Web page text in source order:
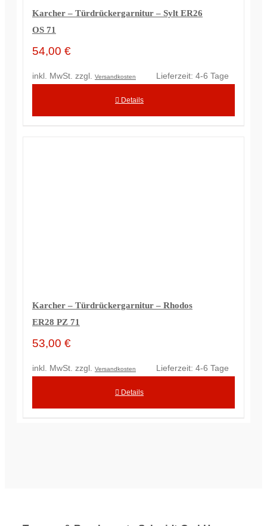
Karcher – Türdrückergarnitur – Sylt ER26
OS 71
54,00 €
inkl. MwSt. zzgl. Versandkosten Lieferzeit: 4-6 Tage
Details
Karcher – Türdrückergarnitur – Rhodos
ER28 PZ 71
53,00 €
inkl. MwSt. zzgl. Versandkosten Lieferzeit: 4-6 Tage
Details